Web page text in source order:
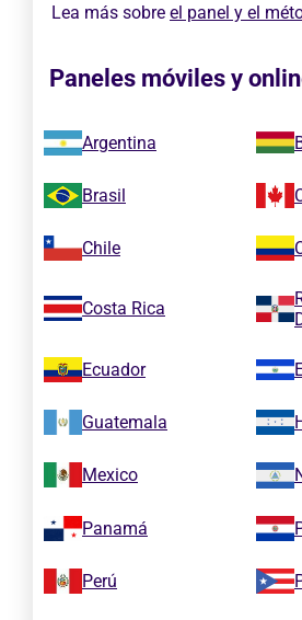
Lea más sobre el panel y el
Paneles móviles y
Argentina
Brasil
Chile
Costa Rica
Ecuador
Guatemala
Mexico
Panamá
Perú